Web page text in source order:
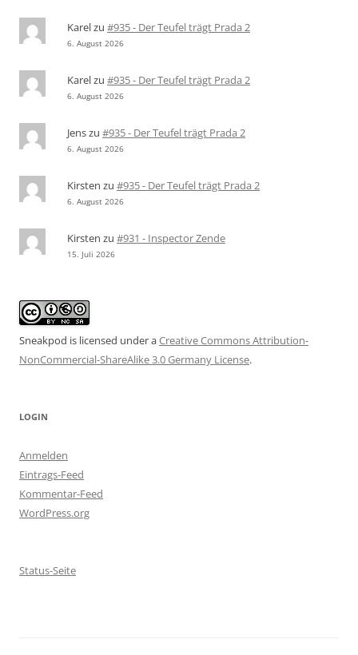
Karelzu #935 - Der Teufel trägt Prada 2
6. August 2026
Karelzu #935 - Der Teufel trägt Prada 2
6. August 2026
Jenszu #935 - Der Teufel trägt Prada 2
6. August 2026
Kirsten zu #935 - Der Teufel trägt Prada 2
6. August 2026
Kirsten zu #931 - Inspector Zende
15. Juli 2026
Sneakpod is licensed under aCreative Commons Attribution-
NonCommercial-ShareAlike 3.0 Germany License.
LOGIN
Anmelden
Eintrags-Feed
Kommentar-Feed
WordPress.org
Status-Seite